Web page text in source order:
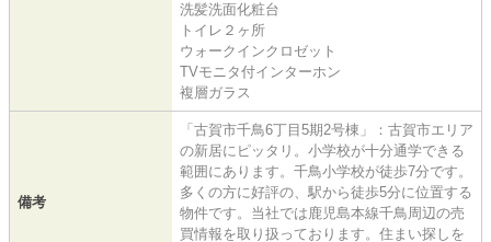
洗髪洗面化粧台
トイレ２ヶ所
ウォークインクロゼット
TVモニタ付インターホン
複層ガラス
備考
「古賀市千鳥6丁目5期2号棟」：古賀市エリア
の新居にピッタリ。小学校が十分通学できる
範囲にあります。千鳥小学校が徒歩7分です。
多くの方に好評の、駅から徒歩5分に位置する
物件です。当社では鹿児島本線千鳥周辺の売
買情報を取り扱っております。住まい探しを